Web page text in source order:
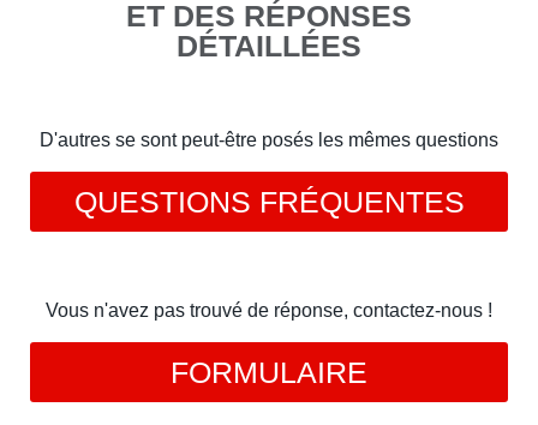
ET DES RÉPONSES
DÉTAILLÉES
D'autres se sont peut-être posés les mêmes questions
QUESTIONS FRÉQUENTES
Vous n'avez pas trouvé de réponse, contactez-nous !
FORMULAIRE